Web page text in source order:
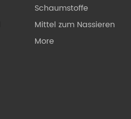
Schaumstoffe
Mittel zum Nassieren
More